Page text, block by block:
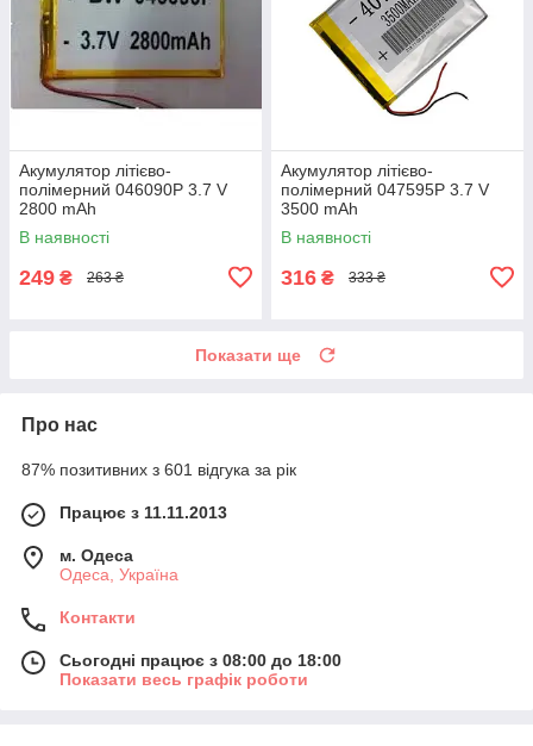
Акумулятор літієво-
полімерний 046090P 3.7 V
2800 mAh
В наявності
249 ₴ 263 ₴
Акумулятор літієво-
полімерний 047595P 3.7 V
3500 mAh
В наявності
316 ₴ 333 ₴
Показати ще
Про нас
87% позитивних з 601 відгука за рік
Працює з 11.11.2013
м. Одеса
Одеса, Україна
Контакти
Сьогодні працює з 08:00 до 18:00
Показати весь графік роботи